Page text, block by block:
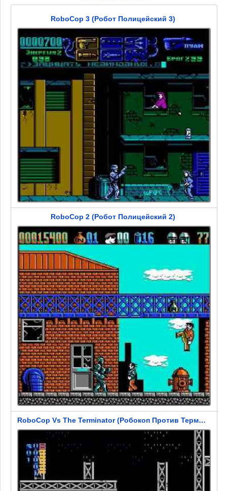
RoboCop 3 (Робот Полицейский 3)
RoboCop 2 (Робот Полицейский 2)
RoboCop Vs The Terminator (Робокоп Против Терминатора)